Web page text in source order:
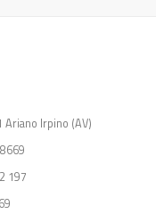
Irpino (AV)
197